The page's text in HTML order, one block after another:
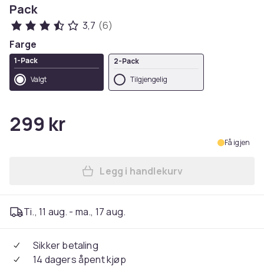
Pack
3,7 (6)
Farge
1-Pack
Valgt
2-Pack
Tilgjengelig
299 kr
Få igjen
Legg Fotballmål for Barn -
Legg i handlekurv
Ti., 11 aug. - ma., 17 aug.
Sikker betaling
14 dagers åpent kjøp